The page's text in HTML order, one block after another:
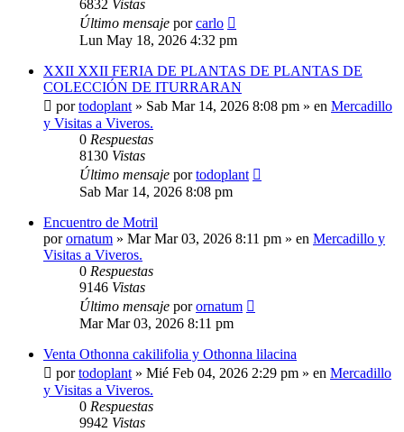
6832 Vistas
Último mensaje porcarlo
Lun May 18, 2026 4:32 pm
XXII XXII FERIA DE PLANTAS DE PLANTAS DE
COLECCIÓN DE ITURRARAN
portodoplant » Sab Mar 14, 2026 8:08 pm » en Mercadillo
y Visitas a Viveros.
0 Respuestas
8130 Vistas
Último mensaje portodoplant
Sab Mar 14, 2026 8:08 pm
Encuentro de Motril
porornatum » Mar Mar 03, 2026 8:11 pm » en Mercadillo y
Visitas a Viveros.
0 Respuestas
9146 Vistas
Último mensaje porornatum
Mar Mar 03, 2026 8:11 pm
Venta Othonna cakilifolia y Othonna lilacina
portodoplant » Mié Feb 04, 2026 2:29 pm » en Mercadillo
y Visitas a Viveros.
0 Respuestas
9942 Vistas